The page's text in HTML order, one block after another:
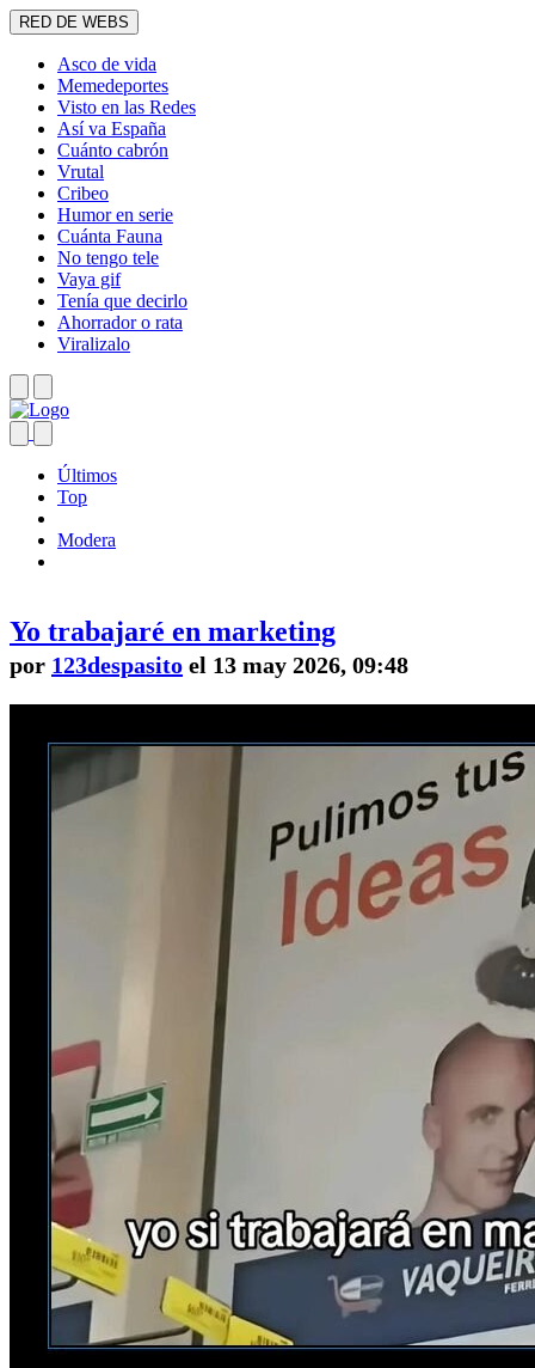
RED DE WEBS
Asco de vida
Memedeportes
Visto en las Redes
Así va España
Cuánto cabrón
Vrutal
Cribeo
Humor en serie
Cuánta Fauna
No tengo tele
Vaya gif
Tenía que decirlo
Ahorrador o rata
Viralizalo
Últimos
Top
Modera
Yo trabajaré en marketing
por 123despasito el 13 may 2026, 09:48